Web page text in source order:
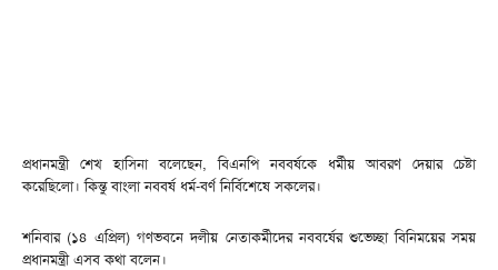
প্রধানমন্ত্রী শেখ হাসিনা বলেছেন, বিএনপি নববর্ষকে ধর্মীয় আবরণ দেয়ার চেষ্টা
করেছিলো। কিন্তু বাংলা নববর্ষ ধর্ম-বর্ণ নির্বিশেষে সকলের।
শনিবার (১৪ এপ্রিল) গণভবনে দলীয় নেতাকর্মীদের নববর্ষের শুভেচ্ছা বিনিময়ের সময়
প্রধানমন্ত্রী এসব কথা বলেন।